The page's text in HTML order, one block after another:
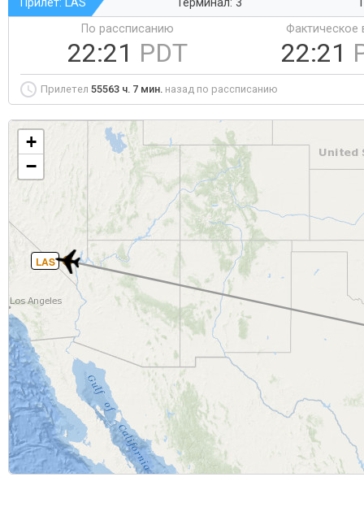
Прилет: LAS Терминал: 3
По рассписанию
22:21 PDT
Фактическое
22:21
Прилетел 55563 ч. 7 мин. назад по рассписанию
LAS
+
−